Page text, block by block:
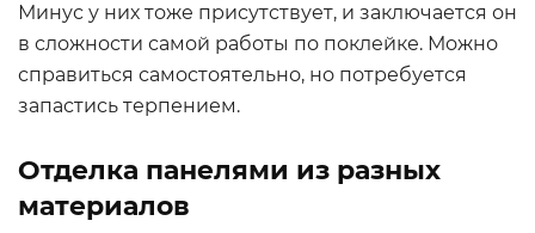
Минус у них тоже присутствует, и заключается он
в сложности самой работы по поклейке. Можно
справиться самостоятельно, но потребуется
запастись терпением.
Отделка панелями из разных
материалов